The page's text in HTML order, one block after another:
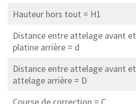
Hauteur hors tout = H1
Distance entre attelage avant et
platine arrière = d
Distance entre attelage avant et
attelage arrière = D